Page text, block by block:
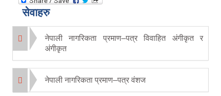
सेवाहरु
नेपाली नागरिकता प्रमाण–पत्र विवाहित अंगीकृत र
अंगीकृत
नेपाली नागरिकता प्रमाण–पत्र वंशज